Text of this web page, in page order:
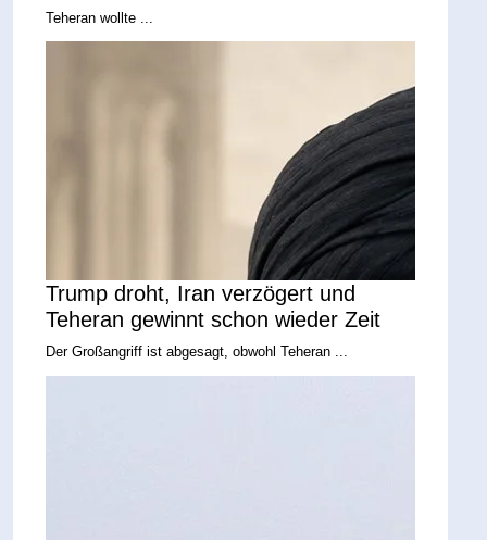
Teheran wollte ...
Trump droht, Iran verzögert und
Teheran gewinnt schon wieder Zeit
Der Großangriff ist abgesagt, obwohl Teheran ...